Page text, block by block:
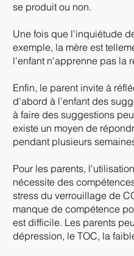
se produit ou non.
Une fois que l'inquiétude
exemple, la mère est
l'enfant n'apprenne pas la
Enfin, le parent invite à
d'abord à l'enfant des
à faire des suggestions
existe un moyen de
pendant plusieurs
Pour les parents,
nécessite des
stress du verrouillage de
manque de compétence
est difficile. Les parents
dépression, le TOC, la